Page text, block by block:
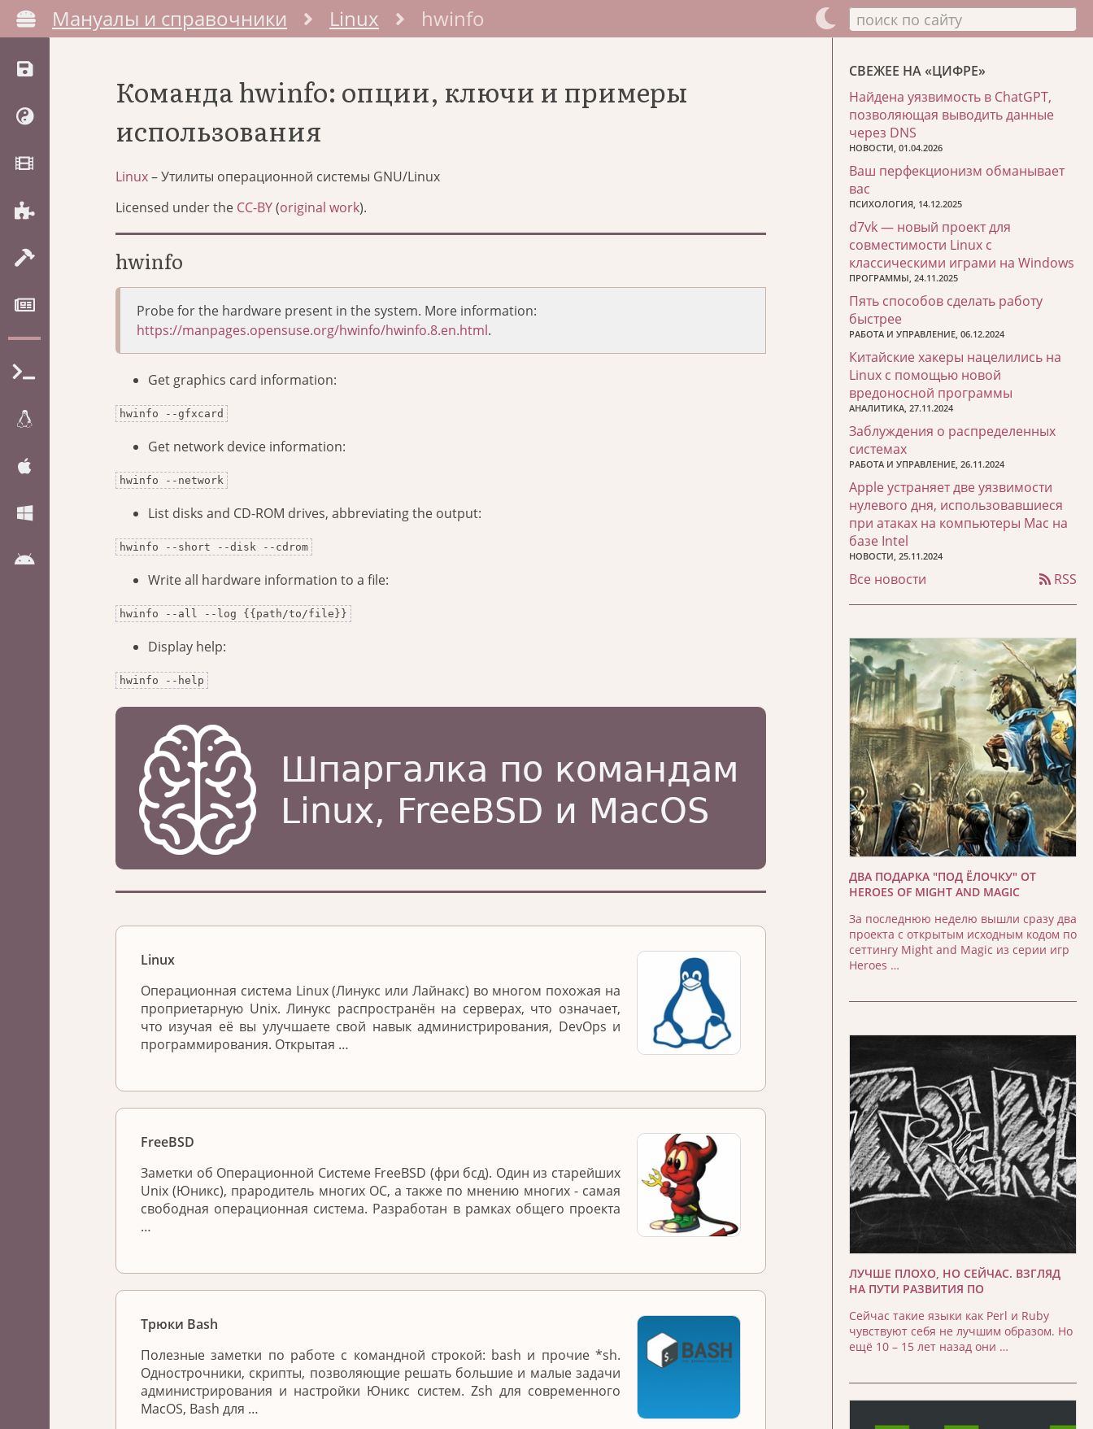
Мануалы и справочники Linux hwinfo поиск по сайту
Команда hwinfo: опции, ключи и примеры
использования
Linux– Утилиты операционной системы GNU/Linux
Licensed under the CC-BY(original work).
hwinfo
Probe for the hardware present in the system. More information:
https://manpages.opensuse.org/hwinfo/hwinfo.8.en.html.
Get graphics card information:
hwinfo --gfxcard
Get network device information:
hwinfo --network
List disks and CD-ROM drives, abbreviating the output:
hwinfo --short --disk --cdrom
Write all hardware information to a file:
hwinfo --all --log {{path/to/file}}
Display help:
hwinfo --help
Linux
Операционная система Linux (Линукс или Лайнакс) во многом похожая на
проприетарную Unix. Линукс распространён на серверах, что означает,
что изучая её вы улучшаете свой навык администрирования, DevOps и
программирования. Открытая …
FreeBSD
Заметки об Операционной Системе FreeBSD (фри бсд). Один из старейших
Unix (Юникс), прародитель многих ОС, а также по мнению многих - самая
свободная операционная система. Разработан в рамках общего проекта
…
Трюки Bash
Полезные заметки по работе с командной строкой: bash и прочие *sh.
Однострочники, скрипты, позволяющие решать большие и малые задачи
администрирования и настройки Юникс систем. Zsh для современного
MacOS, Bash для …
СВЕЖЕЕ НА «ЦИФРЕ»
Найдена уязвимость в ChatGPT,
позволяющая выводить данные
через DNS
НОВОСТИ, 01.04.2026
Ваш перфекционизм обманывает
вас
ПСИХОЛОГИЯ, 14.12.2025
d7vk — новый проект для
совместимости Linux с
классическими играми на Windows
ПРОГРАММЫ, 24.11.2025
Пять способов сделать работу
быстрее
РАБОТА И УПРАВЛЕНИЕ, 06.12.2024
Китайские хакеры нацелились на
Linux с помощью новой
вредоносной программы
АНАЛИТИКА, 27.11.2024
Заблуждения о распределенных
системах
РАБОТА И УПРАВЛЕНИЕ, 26.11.2024
Apple устраняет две уязвимости
нулевого дня, использовавшиеся
при атаках на компьютеры Mac на
базе Intel
НОВОСТИ, 25.11.2024
Все новости RSS
ДВА ПОДАРКА "ПОД ЁЛОЧКУ" ОТ
HEROES OF MIGHT AND MAGIC
За последнюю неделю вышли сразу два
проекта с открытым исходным кодом по
сеттингу Might and Magic из серии игр
Heroes …
ЛУЧШЕ ПЛОХО, НО СЕЙЧАС. ВЗГЛЯД
НА ПУТИ РАЗВИТИЯ ПО
Сейчас такие языки как Perl и Ruby
чувствуют себя не лучшим образом. Но
ещё 10 – 15 лет назад они …